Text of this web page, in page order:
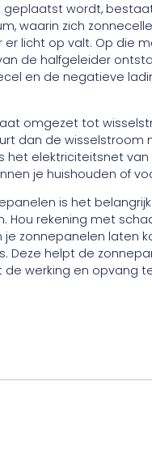
wordt,
waarin zich
licht op valt. Op die
de halfgeleider
en de negatieve
omgezet tot
dan de wisselstroom
elektriciteitsnet van
je huishouden of
is het
rekening met
zonnepanelen laten
Deze helpt de
werking en opvang